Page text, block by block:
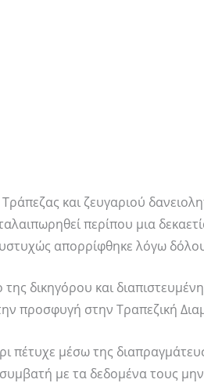
και ζευγαριού
περίπου μια
απορρίφθηκε λόγω
δικηγόρου και
προσφυγή στην Τραπεζική
πέτυχε μέσω της
με τα δεδομένα τους